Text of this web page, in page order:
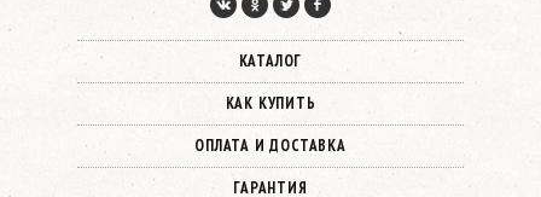
КАТАЛОГ
КАК КУПИТЬ
ОПЛАТА И ДОСТАВКА
ГАРАНТИЯ